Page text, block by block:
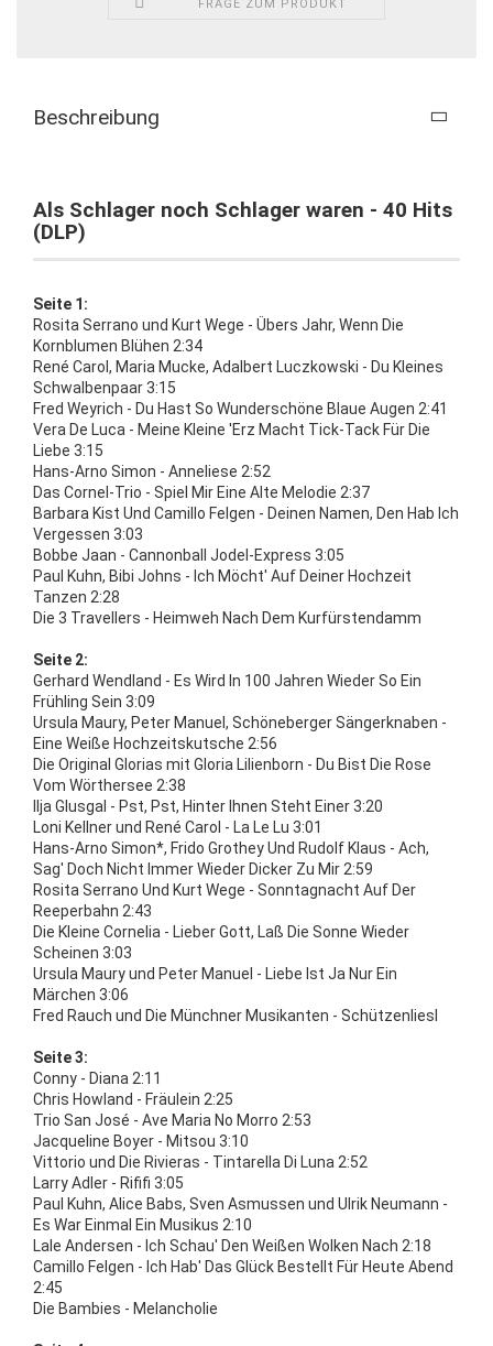
FRAGE ZUM PRODUKT
Beschreibung
Als Schlager noch Schlager waren - 40 Hits
(DLP)
Seite 1:
Rosita Serrano und Kurt Wege - Übers Jahr, Wenn Die
Kornblumen Blühen 2:34
René Carol, Maria Mucke, Adalbert Luczkowski - Du Kleines
Schwalbenpaar 3:15
Fred Weyrich - Du Hast So Wunderschöne Blaue Augen 2:41
Vera De Luca - Meine Kleine 'Erz Macht Tick-Tack Für Die
Liebe 3:15
Hans-Arno Simon - Anneliese 2:52
Das Cornel-Trio - Spiel Mir Eine Alte Melodie 2:37
Barbara Kist Und Camillo Felgen - Deinen Namen, Den Hab Ich
Vergessen 3:03
Bobbe Jaan - Cannonball Jodel-Express 3:05
Paul Kuhn, Bibi Johns - Ich Möcht' Auf Deiner Hochzeit
Tanzen 2:28
Die 3 Travellers - Heimweh Nach Dem Kurfürstendamm
Seite 2:
Gerhard Wendland - Es Wird In 100 Jahren Wieder So Ein
Frühling Sein 3:09
Ursula Maury, Peter Manuel, Schöneberger Sängerknaben -
Eine Weiße Hochzeitskutsche 2:56
Die Original Glorias mit Gloria Lilienborn - Du Bist Die Rose
Vom Wörthersee 2:38
Ilja Glusgal - Pst, Pst, Hinter Ihnen Steht Einer 3:20
Loni Kellner und René Carol - La Le Lu 3:01
Hans-Arno Simon*, Frido Grothey Und Rudolf Klaus - Ach,
Sag' Doch Nicht Immer Wieder Dicker Zu Mir 2:59
Rosita Serrano Und Kurt Wege - Sonntagnacht Auf Der
Reeperbahn 2:43
Die Kleine Cornelia - Lieber Gott, Laß Die Sonne Wieder
Scheinen 3:03
Ursula Maury und Peter Manuel - Liebe Ist Ja Nur Ein
Märchen 3:06
Fred Rauch und Die Münchner Musikanten - Schützenliesl
Seite 3:
Conny - Diana 2:11
Chris Howland - Fräulein 2:25
Trio San José - Ave Maria No Morro 2:53
Jacqueline Boyer - Mitsou 3:10
Vittorio und Die Rivieras - Tintarella Di Luna 2:52
Larry Adler - Rififi 3:05
Paul Kuhn, Alice Babs, Sven Asmussen und Ulrik Neumann -
Es War Einmal Ein Musikus 2:10
Lale Andersen - Ich Schau' Den Weißen Wolken Nach 2:18
Camillo Felgen - Ich Hab' Das Glück Bestellt Für Heute Abend
2:45
Die Bambies - Melancholie